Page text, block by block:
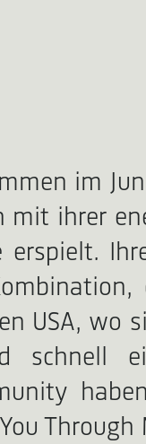
im
ihrer
USA, wo
schnell
Through